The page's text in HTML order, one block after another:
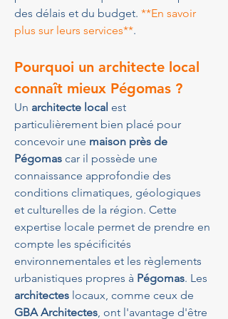
des délais et du budget. **En savoir
plus sur leurs services**.
Pourquoi un architecte local
connaît mieux Pégomas ?
Un architecte local est
particulièrement bien placé pour
concevoir une maison près de
Pégomas car il possède une
connaissance approfondie des
conditions climatiques, géologiques
et culturelles de la région. Cette
expertise locale permet de prendre en
compte les spécificités
environnementales et les règlements
urbanistiques propres à Pégomas. Les
architectes locaux, comme ceux de
GBA Architectes, ont l'avantage d'être